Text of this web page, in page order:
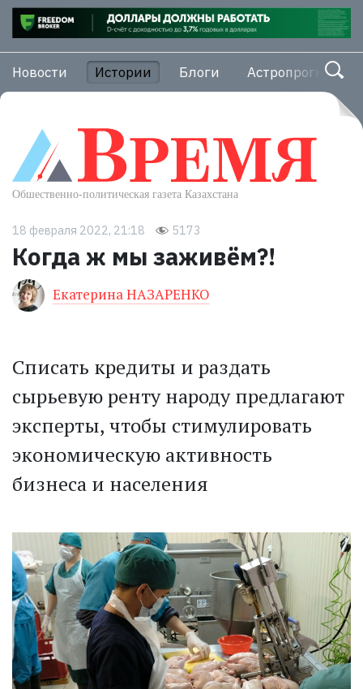
Новости Истории Блоги Астропрогноз
18 февраля 2022, 21:18 5173
Когда ж мы заживём?!
Екатерина НАЗАРЕНКО
Списать кредиты и раздать
сырьевую ренту народу предлагают
эксперты, чтобы стимулировать
экономическую активность
бизнеса и населения